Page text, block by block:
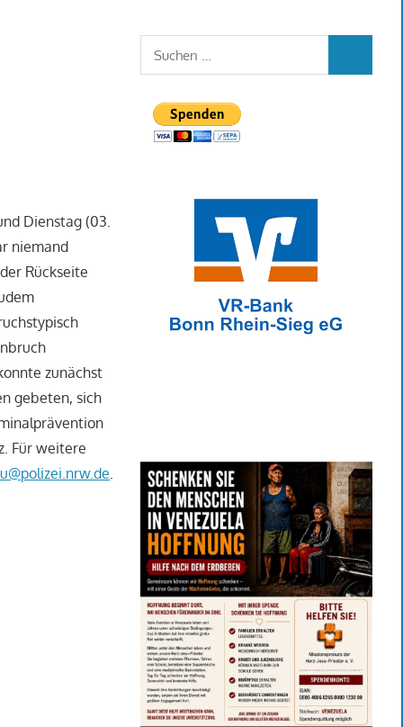
Dienstag (03.
niemand
Rückseite
zunächst
gebeten, sich
Für weitere
.